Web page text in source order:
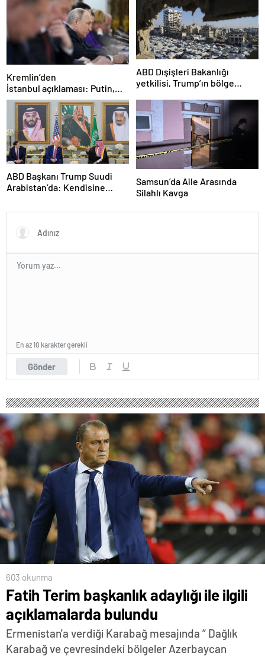
Kremlin’den
İstanbul açıklaması: Putin,
zirveye katılacak mı?
ABD Dışişleri Bakanlığı
yetkilisi, Trump’ın bölge
ateşkesin gündemde
olacağını söyledi
ABD Başkanı Trump Suudi
Arabistan’da: Kendisine
Samsun’da Aile Arasında
Silahlı Kavga
Gönder
En az 10 karakter gerekli
603 okunma
Fatih Terim başkanlık adaylığı ile ilgili
açıklamalarda bulundu
Ermenistan'a verdiği Karabağ mesajında “ Dağlık
Karabağ ve çevresindeki bölgeler Azerbaycan